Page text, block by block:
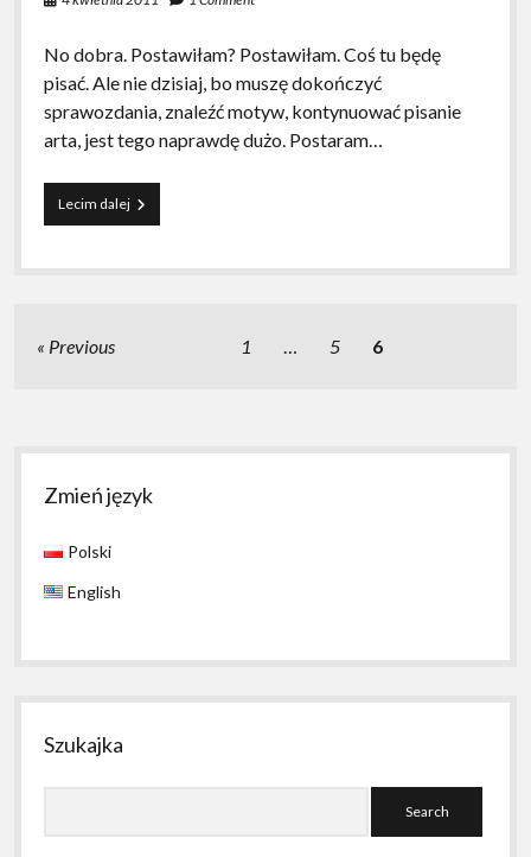
No dobra. Postawiłam? Postawiłam. Coś tu będę
pisać. Ale nie dzisiaj, bo muszę dokończyć
sprawozdania, znaleźć motyw, kontynuować pisanie
arta, jest tego naprawdę dużo. Postaram…
Lecim dalejWitaj,
świecie!
Stronicowanie
Previous 1 … 5 6
Sidebar
Zmień język
Polski
English
Szukajka